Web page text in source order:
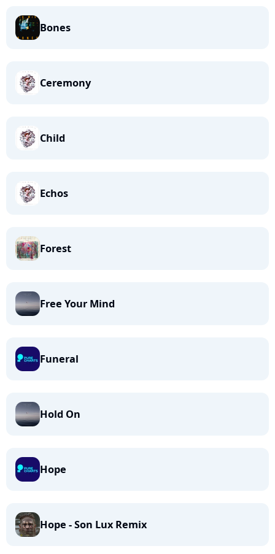
Bones
Ceremony
Child
Echos
Forest
Free Your Mind
Funeral
Hold On
Hope
Hope - Son Lux Remix